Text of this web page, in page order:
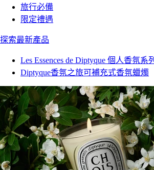
旅行必備
限定禮遇
探索最新產品
Les Essences de Diptyque 個人香氛系列
Diptyque香氛之旅可補充式香氛蠟燭